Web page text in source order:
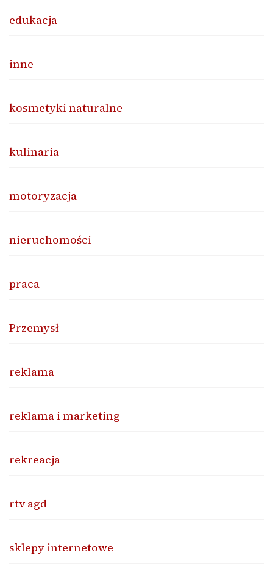
edukacja
inne
kosmetyki naturalne
kulinaria
motoryzacja
nieruchomości
praca
Przemysł
reklama
reklama i marketing
rekreacja
rtv agd
sklepy internetowe